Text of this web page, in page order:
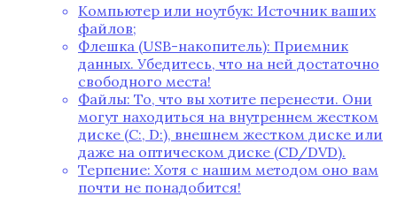
Компьютер или ноутбук: Источник ваших
файлов;
Флешка (USB-накопитель): Приемник
данных. Убедитесь, что на ней достаточно
свободного места!
Файлы: То, что вы хотите перенести. Они
могут находиться на внутреннем жестком
диске (C:, D:), внешнем жестком диске или
даже на оптическом диске (CD/DVD).
Терпение: Хотя с нашим методом оно вам
почти не понадобится!